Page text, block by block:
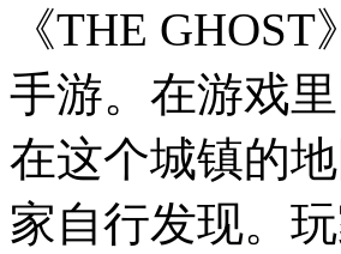
《THE
手游。在游戏
在这个城镇的
家自行发现。